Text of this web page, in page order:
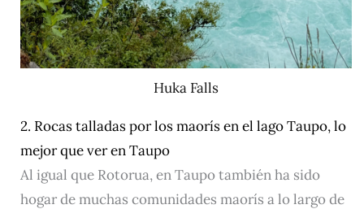
Huka Falls
2. Rocas talladas por los maorís en el lago Taupo, lo
mejor que ver en Taupo
Al igual que Rotorua, en Taupo también ha sido
hogar de muchas comunidades maorís a lo largo de